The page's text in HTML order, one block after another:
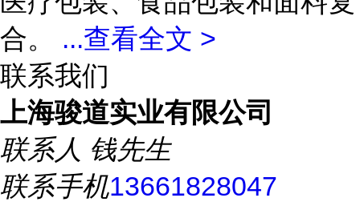
合。 ...查看全文 >
联系我们
上海骏道实业有限公司
联系人 钱先生
联系手机13661828047